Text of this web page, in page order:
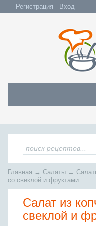
Регистрация Вход
Закуски
Все закуски
Бутерброды и
С мясом и
С рыбой и
Овощные и
Заливные блюда
Салаты
Все салаты
Салаты с мясом
Овощные салаты
Супы
Все супы
Бульоны
Заправочные супы
Мясо
Всё мясо
Жареное мясо
Рыба
Главная → Салаты →
со свеклой и фруктами
Салат из
свеклой и